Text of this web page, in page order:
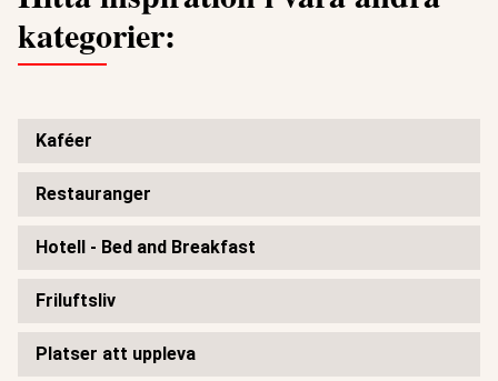
kategorier:
Kaféer
Restauranger
Hotell - Bed and Breakfast
Friluftsliv
Platser att uppleva